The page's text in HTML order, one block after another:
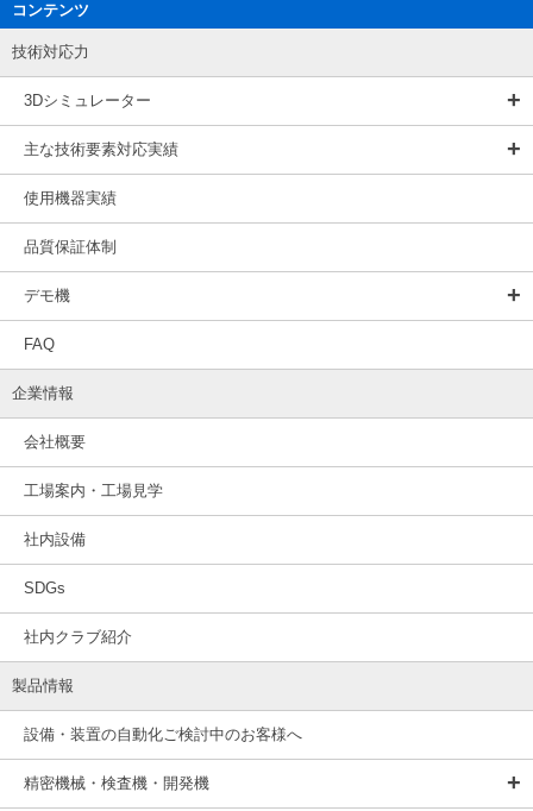
コンテンツ
技術対応力
3Dシミュレーター
主な技術要素対応実績
使用機器実績
品質保証体制
デモ機
FAQ
企業情報
会社概要
工場案内・工場見学
社内設備
SDGs
社内クラブ紹介
製品情報
設備・装置の自動化ご検討中のお客様へ
精密機械・検査機・開発機